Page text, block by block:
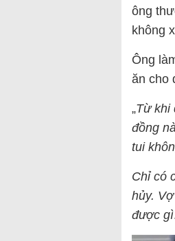
ông
không
Ông
ăn cho
„Từ khi
đồng
tui
Chỉ có
hủy.
được gì